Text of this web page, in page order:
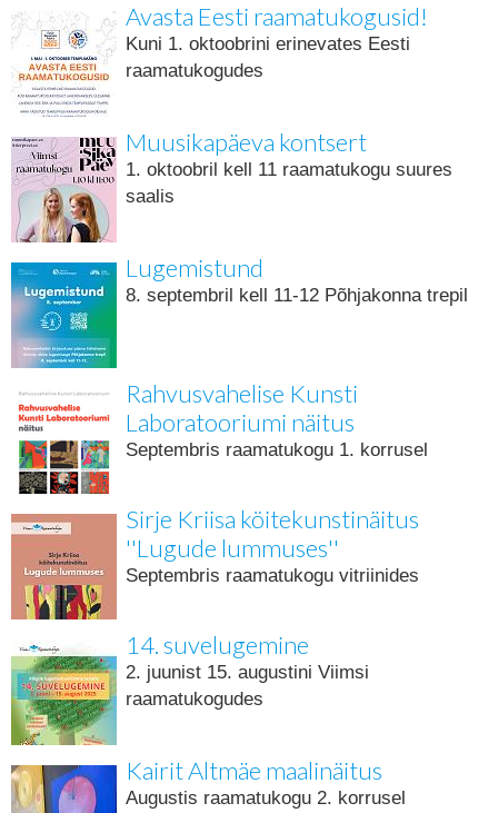
Avasta Eesti raamatukogusid!
Kuni 1. oktoobrini erinevates Eesti
raamatukogudes
Muusikapäeva kontsert
1. oktoobril kell 11 raamatukogu suures
saalis
Lugemistund
8. septembril kell 11-12 Põhjakonna trepil
Rahvusvahelise Kunsti
Laboratooriumi näitus
Septembris raamatukogu 1. korrusel
Sirje Kriisa köitekunstinäitus
''Lugude lummuses''
Septembris raamatukogu vitriinides
14. suvelugemine
2. juunist 15. augustini Viimsi
raamatukogudes
Kairit Altmäe maalinäitus
Augustis raamatukogu 2. korrusel